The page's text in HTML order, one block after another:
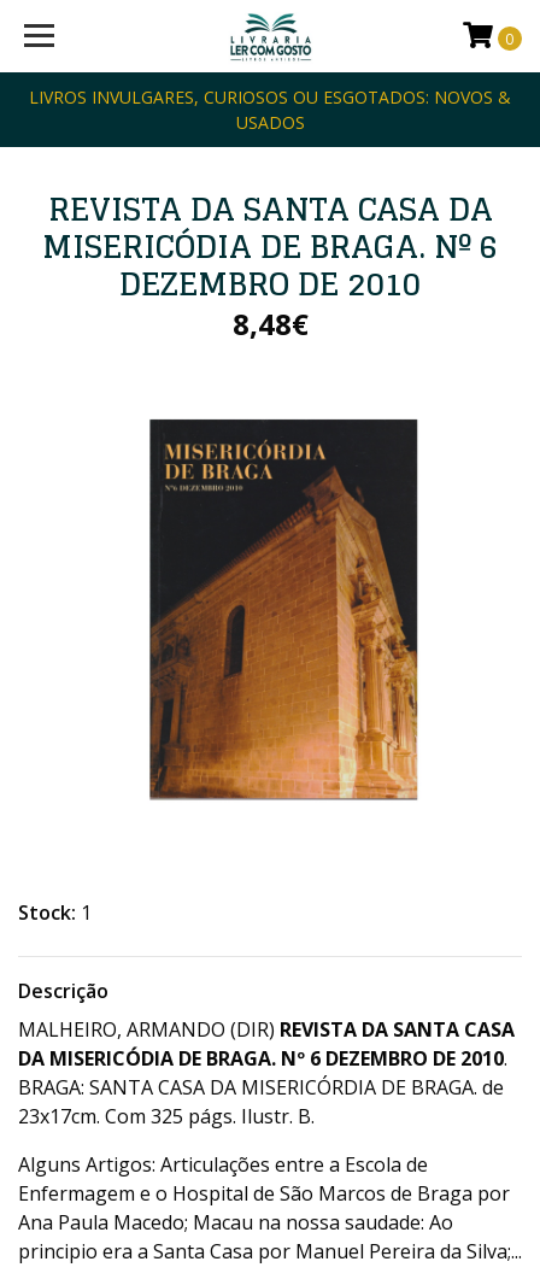
LIVROS INVULGARES, CURIOSOS OU ESGOTADOS: NOVOS &
USADOS
0
REVISTA DA SANTA CASA DA
MISERICÓDIA DE BRAGA. Nº 6
DEZEMBRO DE 2010
8,48€
Stock: 1
Descrição
MALHEIRO, ARMANDO (DIR) REVISTA DA SANTA CASA
DA MISERICÓDIA DE BRAGA. Nº 6 DEZEMBRO DE 2010.
BRAGA: SANTA CASA DA MISERICÓRDIA DE BRAGA. de
23x17cm. Com 325 págs. Ilustr. B.
Alguns Artigos: Articulações entre a Escola de
Enfermagem e o Hospital de São Marcos de Braga por
Ana Paula Macedo; Macau na nossa saudade: Ao
principio era a Santa Casa por Manuel Pereira da Silva;...